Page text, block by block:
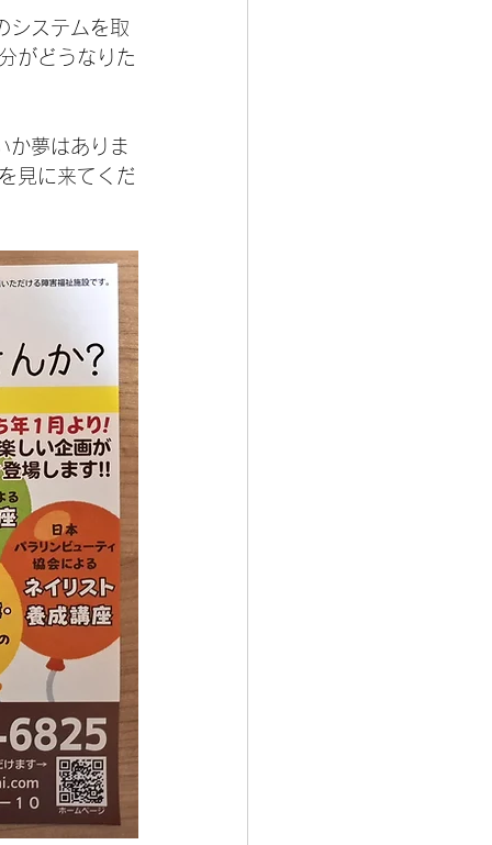
システムを取
がどうなりた
か夢はありま
見に来てくだ